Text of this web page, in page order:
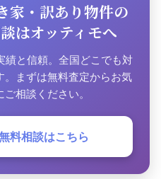
家・訳あり物件の
はオッティモへ
績と信頼。全国どこでも対
。まずは無料査定からお気
ご相談ください。
料相談はこちら